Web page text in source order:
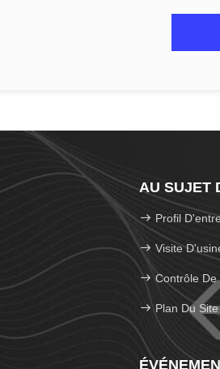
AU SUJET
Profil
Visite
Contrôle De
Plan Du Site